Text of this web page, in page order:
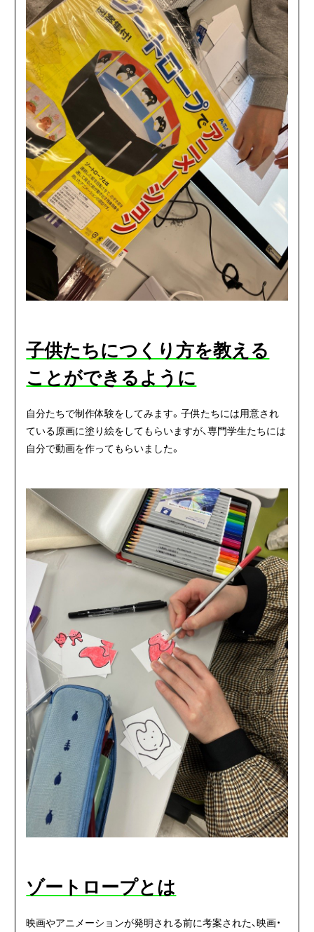
子供たちにつくり方を教える
ことができるように
自分たちで制作体験をしてみます。子供たちには用意され
ている原画に塗り絵をしてもらいますが、専門学生たちには
自分で動画を作ってもらいました。
ゾートロープとは
映画やアニメーションが発明される前に考案された、映画・